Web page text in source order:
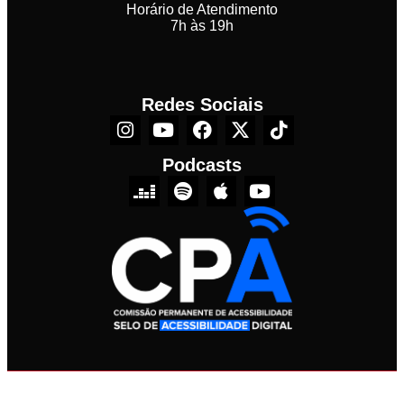
Horário de Atendimento
7h às 19h
Redes Sociais
Podcasts